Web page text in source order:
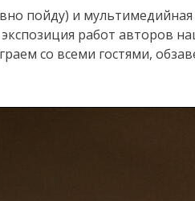
пойду) и
работ авторов
со всеми гостями,